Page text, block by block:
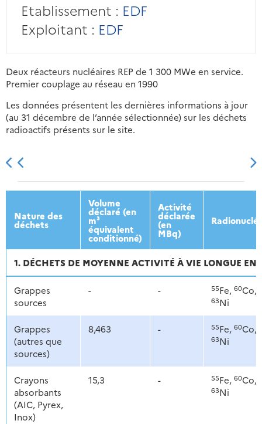
Etablissement : EDF
Exploitant : EDF
Deux réacteurs nucléaires REP de 1 300 MWe en service.
Premier couplage au réseau en 1990
Les données présentent les dernières informations à jour
(au 31 décembre de l’année sélectionnée) sur les déchets
radioactifs présents sur le site.
2013 2014 2015 2016
Nature des
déchets
Volume
déclaré (en
m³
équivalent
conditionné)
Activité
déclarée
(en
MBq)
1. DÉCHETS DE MOYENNE ACTIVITÉ À VIE LONGUE
Grappes
sources
- - 55Fe, 60Co,
63Ni
Grappes
(autres que
sources)
8,463 - 55Fe, 60Co,
63Ni
Crayons
absorbants
(AIC, Pyrex,
Inox)
15,3 - 55Fe, 60Co,
63Ni